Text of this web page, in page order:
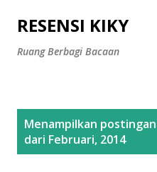
Langsung ke
RESENSI KIKY
Ruang Berbagi Bacaan
Menampilkan postingan
dari Februari, 2014